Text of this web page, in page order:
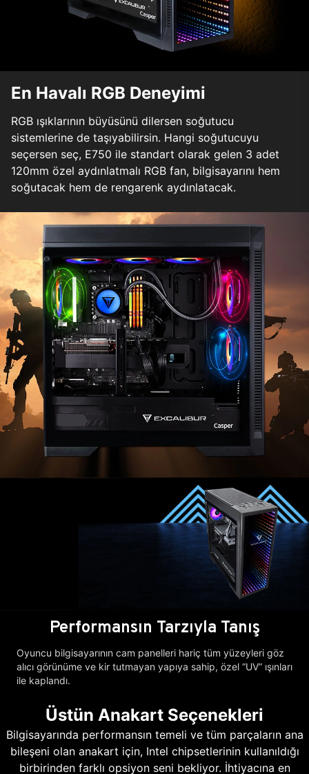
En Havalı RGB Deneyimi
RGB ışıklarının büyüsünü dilersen soğutucu
sistemlerine de taşıyabilirsin. Hangi soğutucuyu
seçersen seç, E750 ile standart olarak gelen 3 adet
120mm özel aydınlatmalı RGB fan, bilgisayarını hem
soğutacak hem de rengarenk aydınlatacak.
Performansın Tarzıyla Tanış
Oyuncu bilgisayarının cam panelleri hariç tüm yüzeyleri göz
alıcı görünüme ve kir tutmayan yapıya sahip, özel “UV” ışınları
ile kaplandı.
Üstün Anakart Seçenekleri
Bilgisayarında performansın temeli ve tüm parçaların ana
bileşeni olan anakart için, Intel chipsetlerinin kullanıldığı
birbirinden farklı opsiyon seni bekliyor. İhtiyacına en